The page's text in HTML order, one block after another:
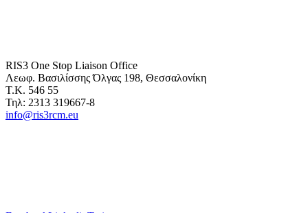
RIS3 One Stop Liaison Office
Λεωφ. Βασιλίσσης Όλγας 198, Θεσσαλονίκη
Τ.Κ. 546 55
Τηλ: 2313 319667-8
info@ris3rcm.eu